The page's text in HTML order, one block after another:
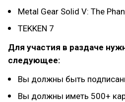
Metal Gear Solid V: The
TEKKEN 7
Для участия в раздаче
следующее:
Вы должны быть
Вы должны иметь 500+